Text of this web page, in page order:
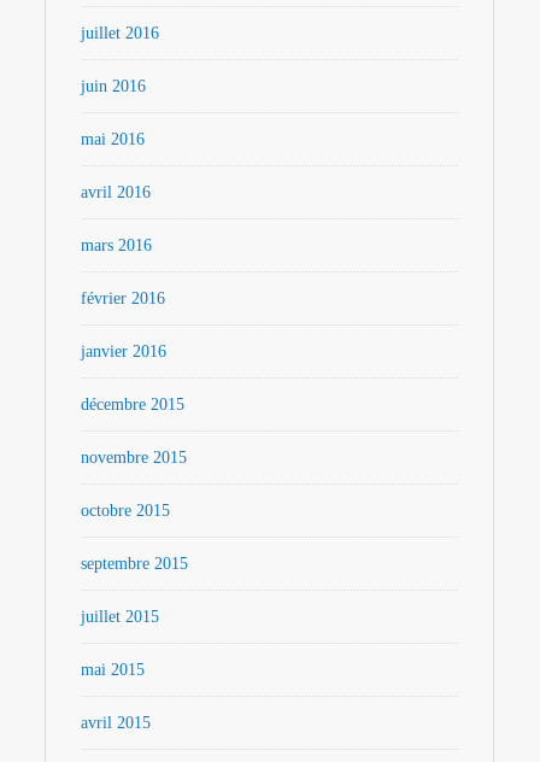
juillet 2016
juin 2016
mai 2016
avril 2016
mars 2016
février 2016
janvier 2016
décembre 2015
novembre 2015
octobre 2015
septembre 2015
juillet 2015
mai 2015
avril 2015